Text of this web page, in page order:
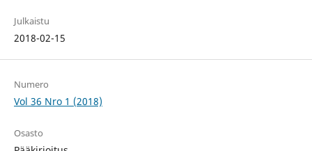
Julkaistu
2018-02-15
Numero
Vol 36 Nro 1 (2018)
Osasto